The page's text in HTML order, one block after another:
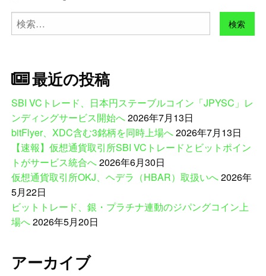
検
索:
最近の投稿
SBI VCトレード、日本円ステーブルコイン「JPYSC」レ
ンディングサービス開始へ2026年7月13日
bitFlyer、XDC含む3銘柄を同時上場へ2026年7月13日
【速報】仮想通貨取引所SBI VCトレードとビットポイン
トがサービス統合へ2026年6月30日
仮想通貨取引所OKJ、ヘデラ（HBAR）取扱いへ2026年
5月22日
ビットトレード、銀・プラチナ連動のジパングコイン上
場へ2026年5月20日
アーカイブ